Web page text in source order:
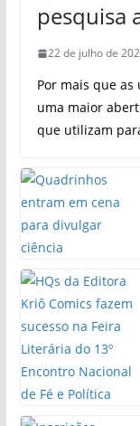
pesquisa
22 de julho de
Por mais que
uma maior
que utilizam